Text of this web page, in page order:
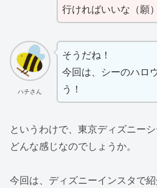
行ければいいな（願）
ハチさん
そうだね！
今回は、シーのハロ
う！
というわけで、東京ディズニー
どんな感じなのでしょうか。
今回は、ディズニーインスタで